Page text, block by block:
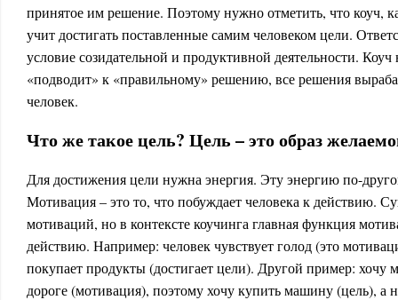
принятое им решение. Поэтому нужно отметить, что коуч,
учит достигать поставленные самим человеком цели.
условие созидательной и продуктивной деятельности. Коуч
«подводит» к «правильному» решению, все решения
человек.
Что же такое цель? Цель – это образ
Для достижения цели нужна энергия. Эту энергию по-
Мотивация – это то, что побуждает человека к действию.
мотиваций, но в контексте коучинга главная функция
действию. Например: человек чувствует голод (это
покупает продукты (достигает цели). Другой пример: хочу
дороге (мотивация), поэтому хочу купить машину (цель), а